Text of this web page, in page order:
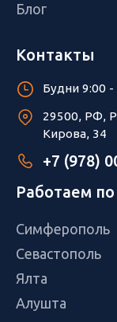
Блог
Контакты
Будни 9:00
29500, РФ,
Кирова, 34
+7 (978)
Работаем
Симферополь
Севастополь
Ялта
Алушта